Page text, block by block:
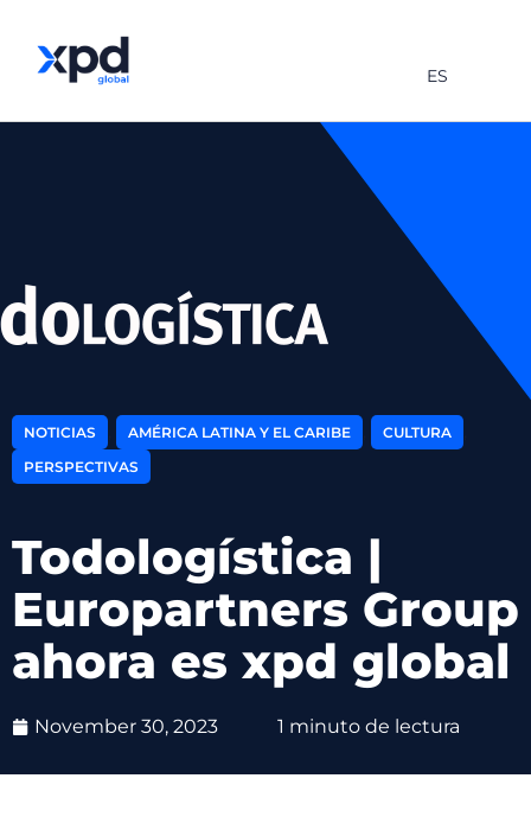
ES
NOTICIAS AMÉRICA LATINA Y EL CARIBE CULTURA
PERSPECTIVAS
Todologística |
Europartners Group
ahora es xpd global
November 30, 2023 1 minuto de lectura